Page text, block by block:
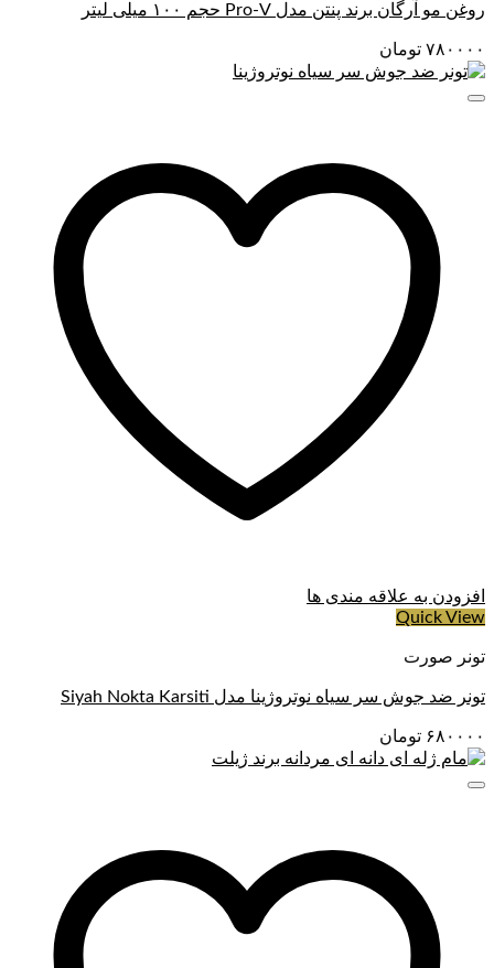
روغن مو آرگان برند پنتن مدل Pro-V حجم ۱۰۰ میلی لیتر
۷۸۰۰۰۰ تومان
افزودن به علاقه مندی ها
Quick View
تونر صورت
تونر ضد جوش سر سیاه نوتروژینا مدل Siyah Nokta Karsiti
۶۸۰۰۰۰ تومان